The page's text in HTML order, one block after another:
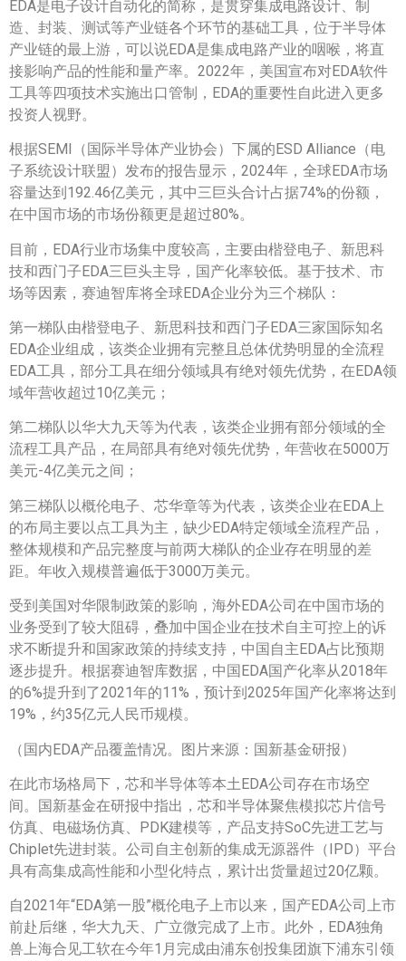
EDA是电子设计自动化的简称，是贯穿集成电路设计、制
造、封装、测试等产业链各个环节的基础工具，位于半导体
产业链的最上游，可以说EDA是集成电路产业的咽喉，将直
接影响产品的性能和量产率。2022年，美国宣布对EDA软件
工具等四项技术实施出口管制，EDA的重要性自此进入更多
投资人视野。
根据SEMI（国际半导体产业协会）下属的ESD Alliance（电
子系统设计联盟）发布的报告显示，2024年，全球EDA市场
容量达到192.46亿美元，其中三巨头合计占据74%的份额，
在中国市场的市场份额更是超过80%。
目前，EDA行业市场集中度较高，主要由楷登电子、新思科
技和西门子EDA三巨头主导，国产化率较低。基于技术、市
场等因素，赛迪智库将全球EDA企业分为三个梯队：
第一梯队由楷登电子、新思科技和西门子EDA三家国际知名
EDA企业组成，该类企业拥有完整且总体优势明显的全流程
EDA工具，部分工具在细分领域具有绝对领先优势，在EDA领
域年营收超过10亿美元；
第二梯队以华大九天等为代表，该类企业拥有部分领域的全
流程工具产品，在局部具有绝对领先优势，年营收在5000万
美元-4亿美元之间；
第三梯队以概伦电子、芯华章等为代表，该类企业在EDA上
的布局主要以点工具为主，缺少EDA特定领域全流程产品，
整体规模和产品完整度与前两大梯队的企业存在明显的差
距。年收入规模普遍低于3000万美元。
受到美国对华限制政策的影响，海外EDA公司在中国市场的
业务受到了较大阻碍，叠加中国企业在技术自主可控上的诉
求不断提升和国家政策的持续支持，中国自主EDA占比预期
逐步提升。根据赛迪智库数据，中国EDA国产化率从2018年
的6%提升到了2021年的11%，预计到2025年国产化率将达到
19%，约35亿元人民币规模。
（国内EDA产品覆盖情况。图片来源：国新基金研报）
在此市场格局下，芯和半导体等本土EDA公司存在市场空
间。国新基金在研报中指出，芯和半导体聚焦模拟芯片信号
仿真、电磁场仿真、PDK建模等，产品支持SoC先进工艺与
Chiplet先进封装。公司自主创新的集成无源器件（IPD）平台
具有高集成高性能和小型化特点，累计出货量超过20亿颗。
自2021年“EDA第一股”概伦电子上市以来，国产EDA公司上市
前赴后继，华大九天、广立微完成了上市。此外，EDA独角
兽上海合见工软在今年1月完成由浦东创投集团旗下浦东引领